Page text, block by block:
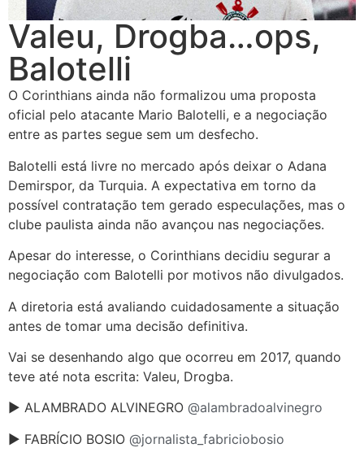
Valeu, Drogba…ops,
Balotelli
O Corinthians ainda não formalizou uma proposta
oficial pelo atacante Mario Balotelli, e a negociação
entre as partes segue sem um desfecho.
Balotelli está livre no mercado após deixar o Adana
Demirspor, da Turquia. A expectativa em torno da
possível contratação tem gerado especulações, mas o
clube paulista ainda não avançou nas negociações.
Apesar do interesse, o Corinthians decidiu segurar a
negociação com Balotelli por motivos não divulgados.
A diretoria está avaliando cuidadosamente a situação
antes de tomar uma decisão definitiva.
Vai se desenhando algo que ocorreu em 2017, quando
teve até nota escrita: Valeu, Drogba.
► ALAMBRADO ALVINEGRO @alambradoalvinegro
► FABRÍCIO BOSIO @jornalista_fabriciobosio